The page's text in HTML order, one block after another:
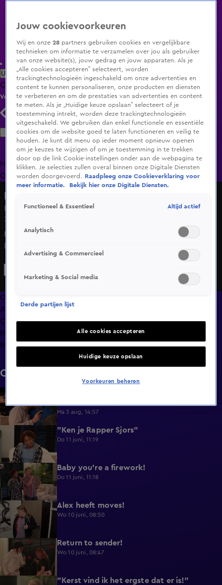
Uitzending Gemist Populaire programma's Zenders Genres
ClipsFilmsRadioSmart TV inlogShop
Volg KIJK
Zoeken
HomeUitzending Gemist Programma's De Bondgenoten
OranjezomerLivestreamsShop
Nobby scoort geen punten met zijn diner
3 juli 2025, 10:56
Nobby, de gentleman die hij is, kookt voor Christiane in
spuugt het uit! Wat is er misgegaan?
Overzicht
Afleveringen
Clips
Hoe is het nu met?
Info
Clips
6:32
Ma 3 aug, 14:57
0:49 "Ken je Rapper Sjors"
Do 11 juni, 11:19
0:39 Baby you're a firework!
Do 11 juni, 11:18
0:43 Alex heeft moves!
Wo 10 juni, 08:50
0:36 Return to sender!
Wo 10 juni, 08:47
"Kerst vind ik het ergste dat er is!"
Jouw cookievoorkeuren
Wij en onze28 partners gebruiken cookies en vergelijkbare
technieken om informatie te verzamelen over jou als gebruiker
van onze website(s), jouw gedrag en jouw apparaten. Als je
„Alle cookies accepteren” selecteert, worden
trackingtechnologieën ingeschakeld om onze advertenties en
content te kunnen personaliseren, onze producten en diensten
te verbeteren en om de prestaties van advertenties en content
te meten. Als je „Huidige keuze opslaan” selecteert of je
toestemming intrekt, worden deze trackingtechnologieën
uitgeschakeld. We gebruiken dan enkel functionele en essentiële
cookies om de website goed te laten functioneren en veilig te
houden. Je kunt dit menu op ieder moment opnieuw openen
om je keuzes te wijzigen of om je toestemming in te trekken
door op de link Cookie-instellingen onder aan de webpagina te
klikken. Je selecties zullen overal binnen onze Digitale Diensten
worden doorgevoerd.
Raadpleeg onze Cookieverklaring voor
meer informatie.
Bekijk hier onze Digitale Diensten.
Functioneel & Essentieel Altijd actief
Analytisch
Advertising & Commercieel
Marketing & Social media
Derde partijen lijst
Alle cookies accepteren
Huidige keuze opslaan
Voorkeuren beheren